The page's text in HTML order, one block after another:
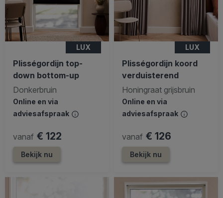
LUX
Plisségordijn top-
down bottom-up
Donkerbruin
Online en via
adviesafspraak
vanaf € 122
Bekijk nu
LUX
Plisségordijn koord
verduisterend
Honingraat grijsbruin
Online en via
adviesafspraak
vanaf € 126
Bekijk nu